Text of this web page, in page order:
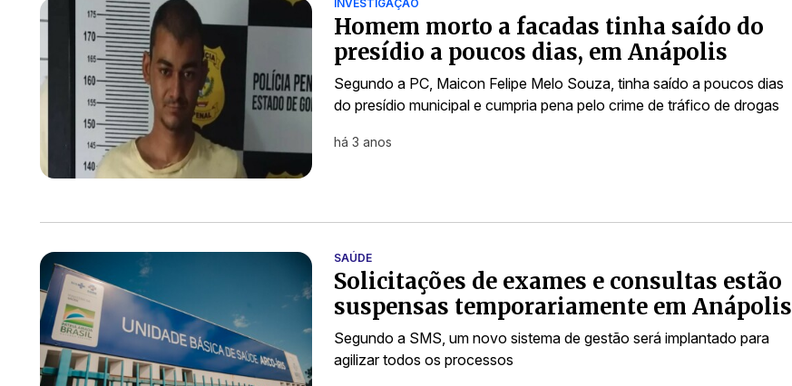
INVESTIGAÇÃO
Homem morto a facadas tinha saído do
presídio a poucos dias, em Anápolis
Segundo a PC, Maicon Felipe Melo Souza, tinha saído a poucos dias
do presídio municipal e cumpria pena pelo crime de tráfico de drogas
há 3 anos
SAÚDE
Solicitações de exames e consultas estão
suspensas temporariamente em Anápolis
Segundo a SMS, um novo sistema de gestão será implantado para
agilizar todos os processos